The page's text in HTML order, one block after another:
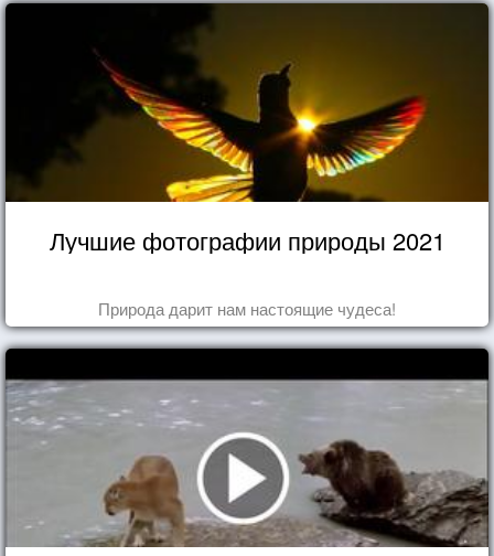
Лучшие фотографии природы 2021
Природа дарит нам настоящие чудеса!